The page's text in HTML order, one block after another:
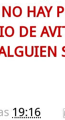
NO HAY
DE
19:16